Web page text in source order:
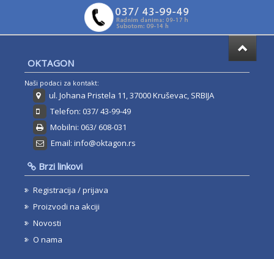
OKTAGON
Naši podaci za kontakt:
ul. Johana Pristela 11, 37000 Kruševac, SRBIJA
Telefon: 037/ 43-99-49
Mobilni: 063/ 608-031
Email: info@oktagon.rs
Brzi linkovi
Registracija / prijava
Proizvodi na akciji
Novosti
O nama